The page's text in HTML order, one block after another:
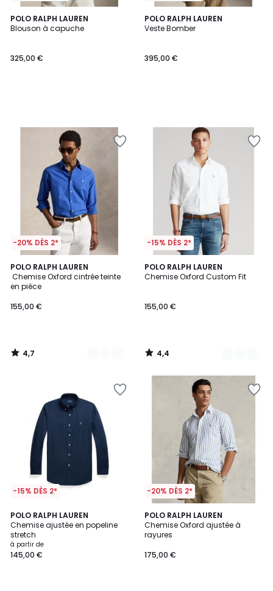
POLO RALPH LAUREN
Blouson à capuche
325,00 €
POLO RALPH LAUREN
Veste Bomber
395,00 €
-20% DÈS 2*
POLO RALPH LAUREN
Chemise Oxford cintrée teinte
en pièce
155,00 €
4,7
/ 5
3
Couleurs
4,7
/
-15% DÈS 2*
POLO RALPH LAUREN
Chemise Oxford Custom Fit
155,00 €
4,4
/ 5
2
Couleurs
4,4
/
-15% DÈS 2*
POLO RALPH LAUREN
Chemise ajustée en popeline
stretch
à partir de
145,00 €
4,6
/ 5
4
Couleurs
-20% DÈS 2*
POLO RALPH LAUREN
Chemise Oxford ajustée à
rayures
175,00 €
4,7
/ 5